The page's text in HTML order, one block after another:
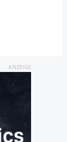
ANZEIGE